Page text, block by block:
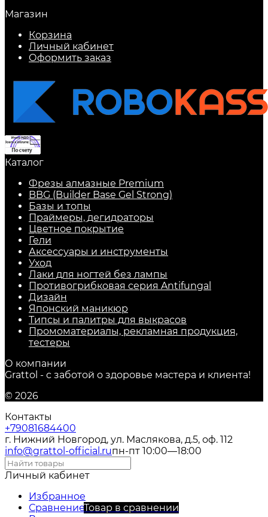
Магазин
Корзина
Личный кабинет
Оформить заказ
Каталог
Фрезы алмазные Premium
BBG (Builder Base Gel Strong)
Базы и топы
Праймеры, дегидраторы
Цветное покрытие
Гели
Аксессуары и инструменты
Уход
Лаки для ногтей без лампы
Противогрибковая серия Antifungal
Дизайн
Японский маникюр
Типсы и палитры для выкрасов
Промоматериалы, рекламная продукция,
тестеры
О компании
Grattol - с заботой о здоровье мастера и клиента!
© 2026
Контакты
+79081684400
г. Нижний Новгород, ул. Маслякова, д.5, оф. 112
info@grattol-official.ruпн-пт 10:00—18:00
Личный кабинет
Избранное
СравнениеТовар в сравнении